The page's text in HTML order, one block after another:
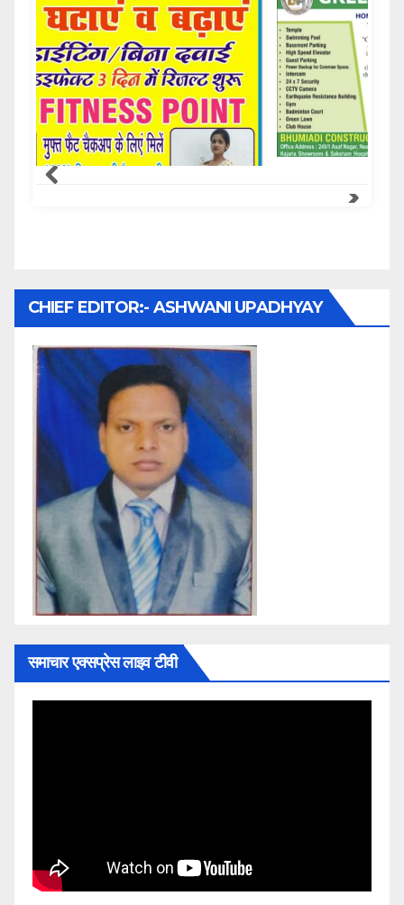
Samachar Express
CHIEF EDITOR:- ASHWANI UPADHYAY
समाचार एक्सप्रेस लाइव टीवी